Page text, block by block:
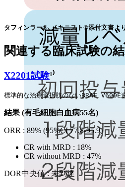
タフィンラー®､メキニスト®添付文書よ
関連する臨床試験の
X2201試験¹⁾
標準的な治療選択肢のないBRAF
結果 (有毛細胞白血病55名)
ORR : 89% (95%CI 77.8-95.9)
CR with MRD : 18%
CR without MRD : 47%
DOR中央値 : 未到達